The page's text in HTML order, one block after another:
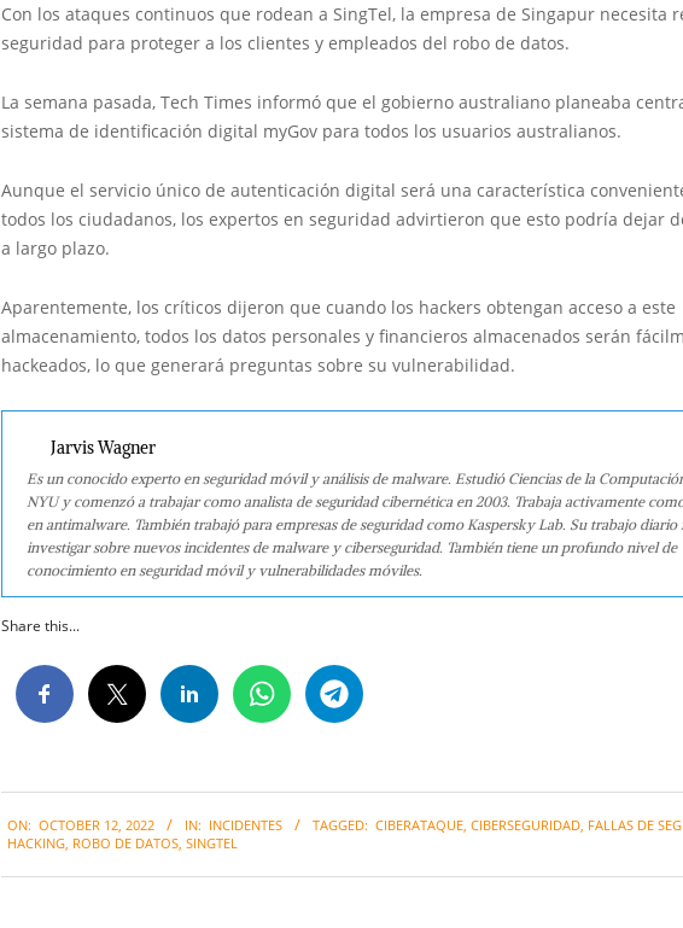
Con los ataques continuos que rodean a SingTel, la empresa de Singapur necesita
seguridad para proteger a los clientes y empleados del robo de datos.
La semana pasada, Tech Times informó que el gobierno australiano planeaba
sistema de identificación digital myGov para todos los usuarios australianos.
Aunque el servicio único de autenticación digital será una característica
todos los ciudadanos, los expertos en seguridad advirtieron que esto podría dejar
a largo plazo.
Aparentemente, los críticos dijeron que cuando los hackers obtengan acceso a este
almacenamiento, todos los datos personales y financieros almacenados serán
hackeados, lo que generará preguntas sobre su vulnerabilidad.
Jarvis Wagner
Es un conocido experto en seguridad móvil y análisis de malware. Estudió Ciencias de la
NYU y comenzó a trabajar como analista de seguridad cibernética en 2003. Trabaja activamente
en antimalware. También trabajó para empresas de seguridad como Kaspersky Lab. Su trabajo diario
investigar sobre nuevos incidentes de malware y ciberseguridad. También tiene un profundo nivel de
conocimiento en seguridad móvil y vulnerabilidades móviles.
Share this...
10-
ON: OCTOBER 12, 2022 IN: INCIDENTES TAGGED: CIBERATAQUE, CIBERSEGURIDAD, FALLAS DE
HACKING, ROBO DE DATOS, SINGTEL